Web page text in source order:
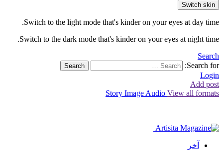
Switch skin
Switch to the light mode that's kinder on your eyes at day time.
Switch to the dark mode that's kinder on your eyes at night time.
Search
Search for:
Search
Login
Add post
Story Image Audio View all formats
آخر